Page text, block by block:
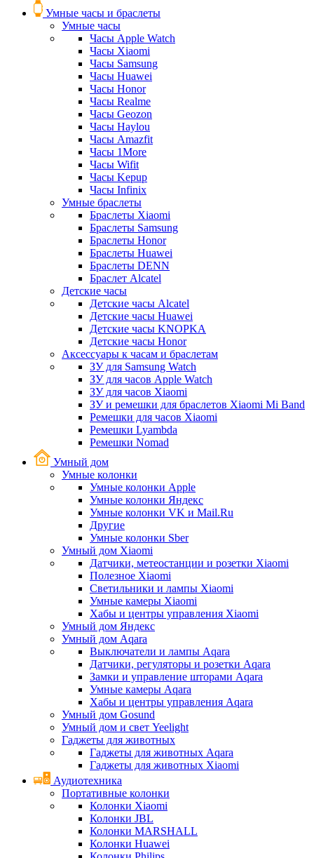
Умные часы и браслеты
Умные часы
Часы Apple Watch
Часы Xiaomi
Часы Samsung
Часы Huawei
Часы Honor
Часы Realme
Часы Geozon
Часы Haylou
Часы Amazfit
Часы 1More
Часы Wifit
Часы Kepup
Часы Infinix
Умные браслеты
Браслеты Xiaomi
Браслеты Samsung
Браслеты Honor
Браслеты Huawei
Браслеты DENN
Браслет Alcatel
Детские часы
Детские часы Alcatel
Детские часы Huawei
Детские часы KNOPKA
Детские часы Honor
Аксессуары к часам и браслетам
ЗУ для Samsung Watch
ЗУ для часов Apple Watch
ЗУ для часов Xiaomi
ЗУ и ремешки для браслетов Xiaomi Mi Band
Ремешки для часов Xiaomi
Ремешки Lyambda
Ремешки Nomad
Умный дом
Умные колонки
Умные колонки Apple
Умные колонки Яндекс
Умные колонки VK и Mail.Ru
Другие
Умные колонки Sber
Умный дом Xiaomi
Датчики, метеостанции и розетки Xiaomi
Полезное Xiaomi
Светильники и лампы Xiaomi
Умные камеры Xiaomi
Хабы и центры управления Xiaomi
Умный дом Яндекс
Умный дом Aqara
Выключатели и лампы Aqara
Датчики, регуляторы и розетки Aqara
Замки и управление шторами Aqara
Умные камеры Aqara
Хабы и центры управления Aqara
Умный дом Gosund
Умный дом и свет Yeelight
Гаджеты для животных
Гаджеты для животных Aqara
Гаджеты для животных Xiaomi
Аудиотехника
Портативные колонки
Колонки Xiaomi
Колонки JBL
Колонки MARSHALL
Колонки Huawei